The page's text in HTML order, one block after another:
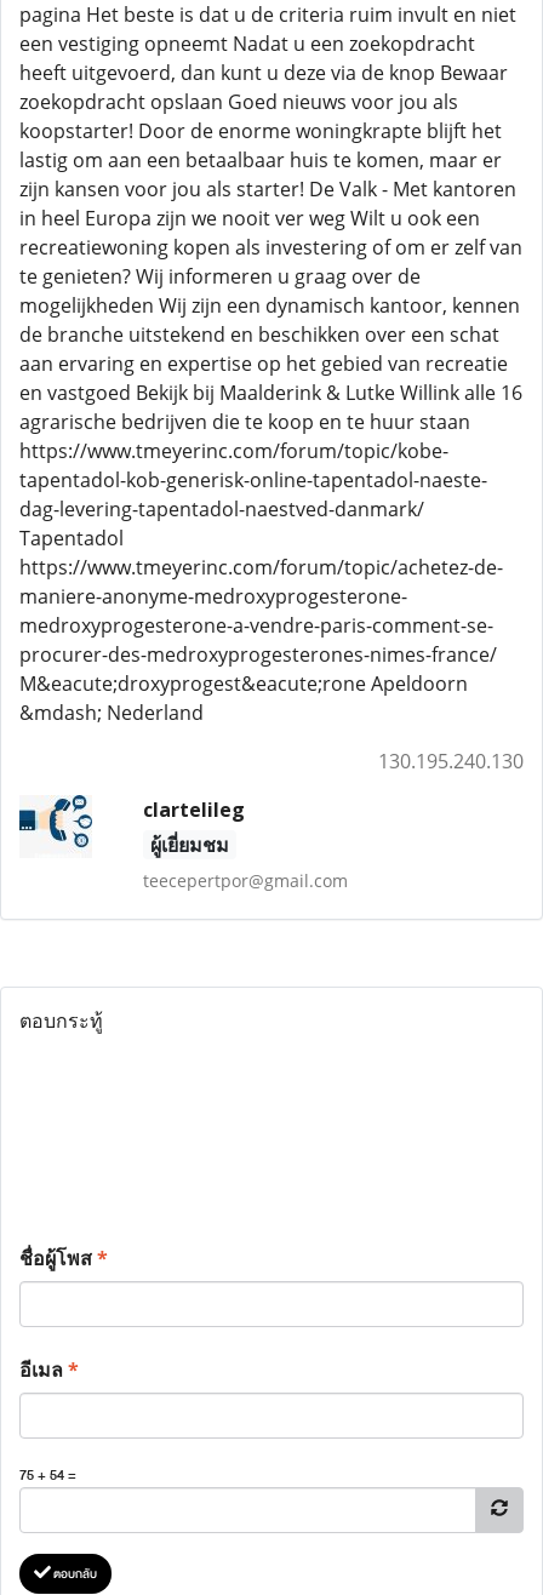
pagina Het beste is dat u de criteria ruim invult en niet
een vestiging opneemt Nadat u een zoekopdracht
heeft uitgevoerd, dan kunt u deze via de knop Bewaar
zoekopdracht opslaan Goed nieuws voor jou als
koopstarter! Door de enorme woningkrapte blijft het
lastig om aan een betaalbaar huis te komen, maar er
zijn kansen voor jou als starter! De Valk - Met kantoren
in heel Europa zijn we nooit ver weg Wilt u ook een
recreatiewoning kopen als investering of om er zelf van
te genieten? Wij informeren u graag over de
mogelijkheden Wij zijn een dynamisch kantoor, kennen
de branche uitstekend en beschikken over een schat
aan ervaring en expertise op het gebied van recreatie
en vastgoed Bekijk bij Maalderink & Lutke Willink alle 16
agrarische bedrijven die te koop en te huur staan
https://www.tmeyerinc.com/forum/topic/kobe-
tapentadol-kob-generisk-online-tapentadol-naeste-
dag-levering-tapentadol-naestved-danmark/
Tapentadol
https://www.tmeyerinc.com/forum/topic/achetez-de-
maniere-anonyme-medroxyprogesterone-
medroxyprogesterone-a-vendre-paris-comment-se-
procurer-des-medroxyprogesterones-nimes-france/
M&eacute;droxyprogest&eacute;rone Apeldoorn
&mdash; Nederland
130.195.240.130
clartelileg
ผู้เยี่ยมชม
teecepertpor@gmail.com
ตอบกระทู้
ชื่อผู้โพส*
อีเมล*
75 + 54 =
ตอบกลับ